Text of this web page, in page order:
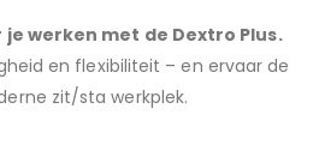
werken met de Dextro Plus.
en flexibiliteit – en ervaar de
zit/sta werkplek.